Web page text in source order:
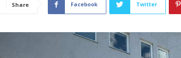
Share Facebook Twitter